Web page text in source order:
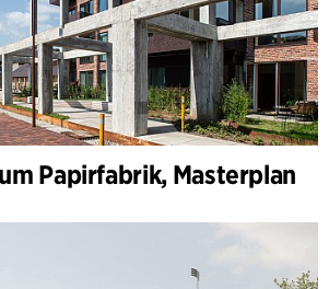
Papirfabrik, Masterplan